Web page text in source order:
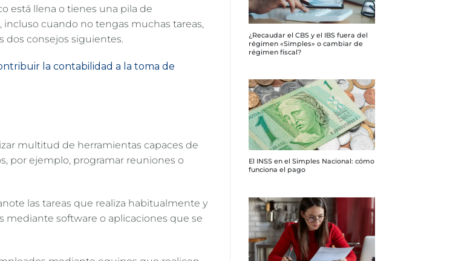
está llena o tienes una pila de
cuando no tengas muchas tareas,
dos consejos siguientes.
la contabilidad a la toma de
multitud de herramientas capaces de
por ejemplo, programar reuniones o
las tareas que realiza habitualmente y
mediante software o aplicaciones que se
¿Recaudar el CBS y el IBS fuera del
régimen «Simples» o cambiar de
régimen fiscal?
El INSS en el Simples Nacional: cómo
funciona el pago